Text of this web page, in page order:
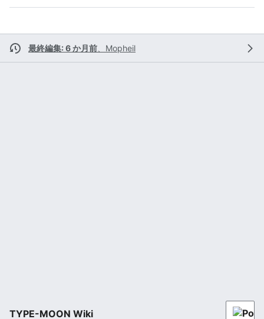
最終編集: 6 か月前 Mopheil
TYPE-MOON Wiki